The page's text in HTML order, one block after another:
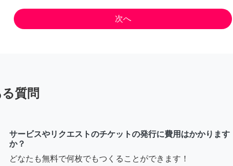
質問
サービスやリクエストのチケットの発行に費用はかかります
か？
どなたも無料で何枚でもつくることができます！